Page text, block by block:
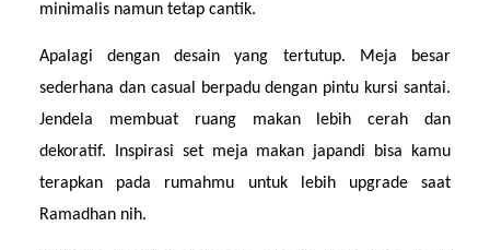
minimalis namun tetap cantik.
Apalagi dengan desain yang tertutup. Meja besar
sederhana dan casual berpadu dengan pintu kursi santai.
Jendela membuat ruang makan lebih cerah dan
dekoratif. Inspirasi set meja makan japandi bisa kamu
terapkan pada rumahmu untuk lebih upgrade saat
Ramadhan nih.